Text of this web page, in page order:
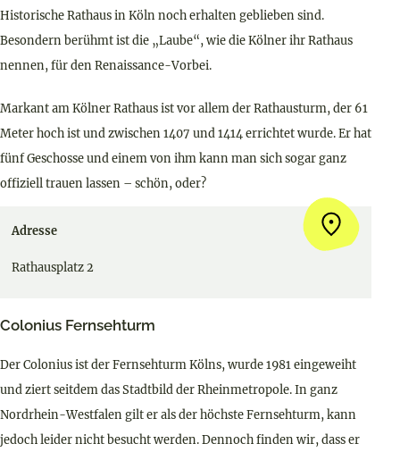
Historische Rathaus in Köln noch erhalten geblieben sind.
Besondern berühmt ist die „Laube“, wie die Kölner ihr Rathaus
nennen, für den Renaissance-Vorbei.
Markant am Kölner Rathaus ist vor allem der Rathausturm, der 61
Meter hoch ist und zwischen 1407 und 1414 errichtet wurde. Er hat
fünf Geschosse und einem von ihm kann man sich sogar ganz
offiziell trauen lassen – schön, oder?
Adresse
Rathausplatz 2
Colonius Fernsehturm
Der Colonius ist der Fernsehturm Kölns, wurde 1981 eingeweiht
und ziert seitdem das Stadtbild der Rheinmetropole. In ganz
Nordrhein-Westfalen gilt er als der höchste Fernsehturm, kann
jedoch leider nicht besucht werden. Dennoch finden wir, dass er